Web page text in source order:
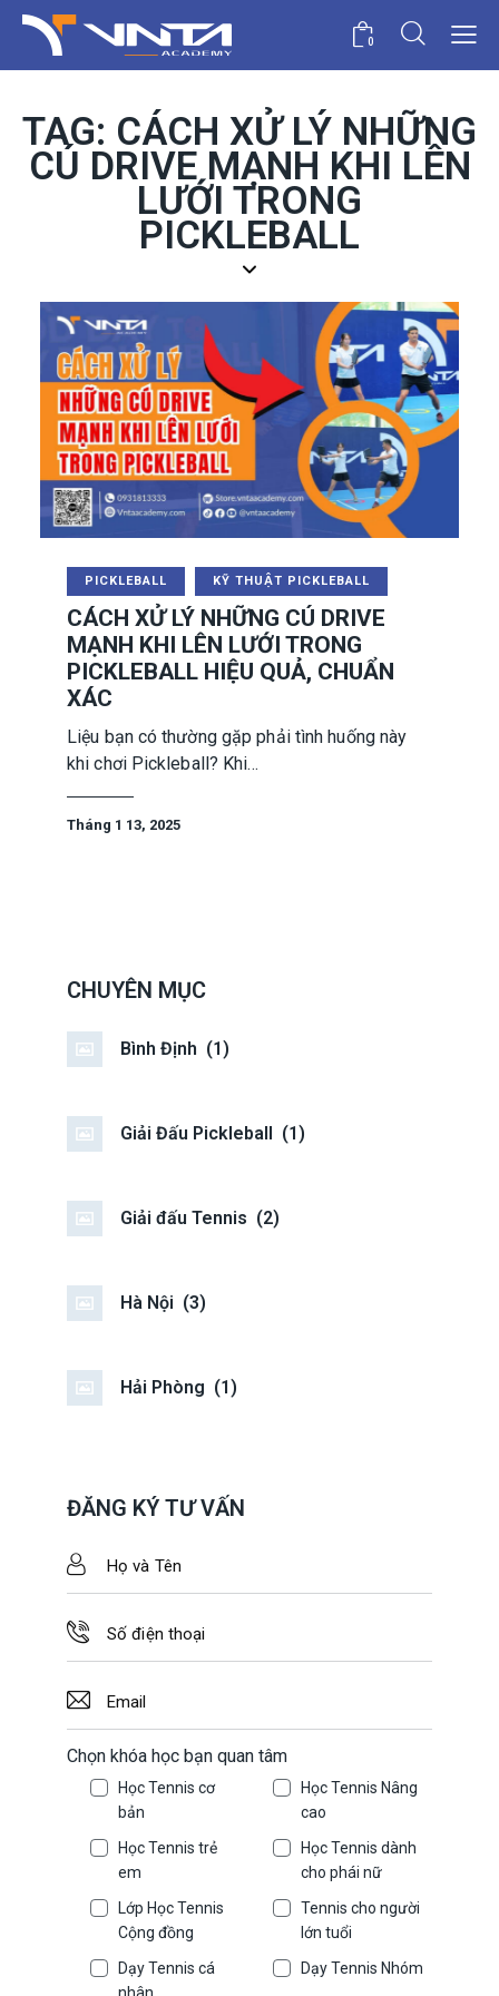
0
TAG: CÁCH XỬ LÝ NHỮNG
CÚ DRIVE MẠNH KHI LÊN
LƯỚI TRONG
PICKLEBALL
PICKLEBALL KỸ THUẬT PICKLEBALL
CÁCH XỬ LÝ NHỮNG CÚ DRIVE
MẠNH KHI LÊN LƯỚI TRONG
PICKLEBALL HIỆU QUẢ, CHUẨN
XÁC
Liệu bạn có thường gặp phải tình huống này
khi chơi Pickleball? Khi…
Tháng 1 13, 2025
CHUYÊN MỤC
Bình Định (1)
Giải Đấu Pickleball (1)
Giải đấu Tennis (2)
Hà Nội (3)
Hải Phòng (1)
ĐĂNG KÝ TƯ VẤN
Chọn khóa học bạn quan tâm
Học Tennis cơ
bản
Học Tennis Nâng
cao
Học Tennis trẻ
em
Học Tennis dành
cho phái nữ
Lớp Học Tennis
Cộng đồng
Tennis cho người
lớn tuổi
Dạy Tennis cá
Dạy Tennis Nhóm